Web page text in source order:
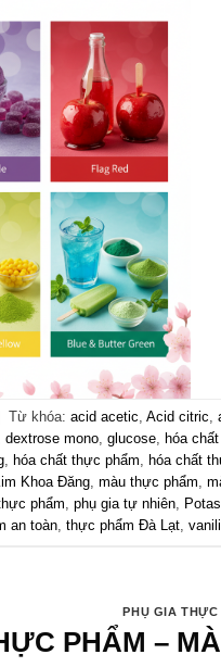
Từ khóa: acid acetic, Acid citric,
dextrose mono, glucose, hóa
, hóa chất thực phẩm, hóa chất
Khoa Đăng, màu thực phẩm,
phẩm, phụ gia tự nhiên,
an toàn, thực phẩm Đà Lạt,
PHỤ GIA THỰC
PHẨM –